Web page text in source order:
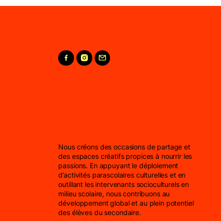
Nous créons des occasions de partage et
des espaces créatifs propices à nourrir les
passions. En appuyant le déploiement
d’activités parascolaires culturelles et en
outillant les intervenants socioculturels en
milieu scolaire, nous contribuons au
développement global et au plein potentiel
des élèves du secondaire.